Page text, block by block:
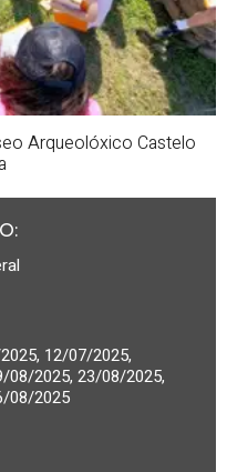
Arqueolóxico Castelo
:
12/07/2025,
08/2025, 23/08/2025,
08/2025